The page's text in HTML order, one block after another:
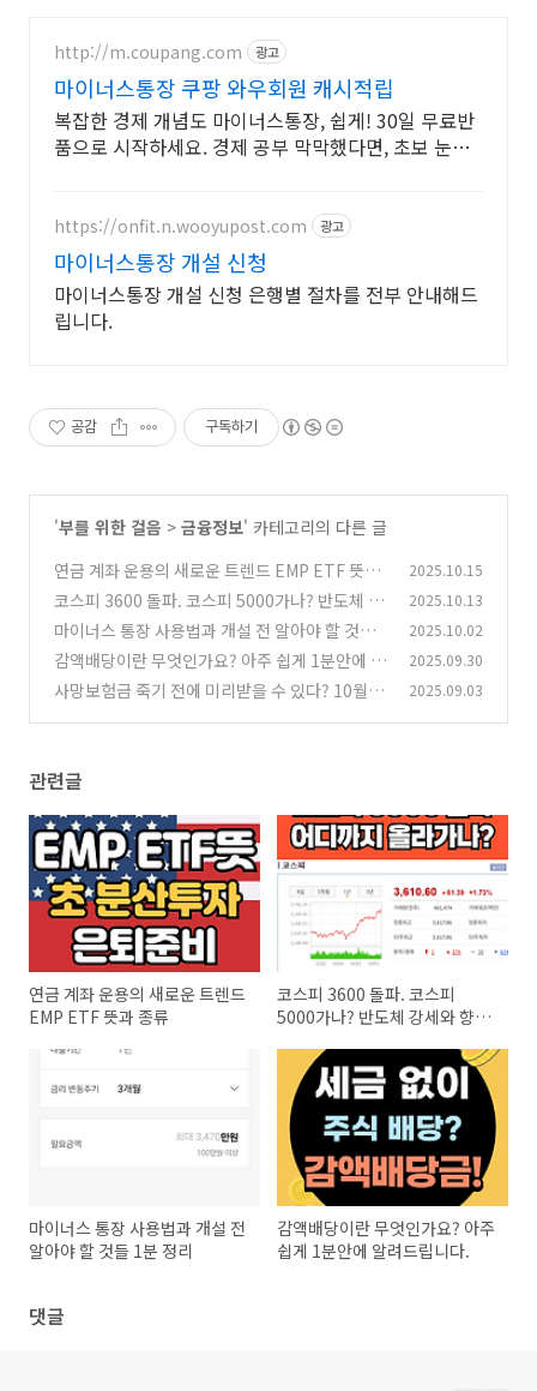
http://m.coupang.com 광고
마이너스통장 쿠팡 와우회원 캐시적립
복잡한 경제 개념도 마이너스통장, 쉽게! 30일 무료반
품으로 시작하세요. 경제 공부 막막했다면, 초보 눈높
https://onfit.n.wooyupost.com 광고
마이너스통장 개설 신청
마이너스통장 개설 신청 은행별 절차를 전부 안내해드
립니다.
공감 구독하기
'부를 위한 걸음 > 금융정보' 카테고리의 다른 글
연금 계좌 운용의 새로운 트렌드 EMP ETF 뜻과
종류
(0)
2025.10.15
코스피 3600 돌파. 코스피 5000가나? 반도체 강
세와 향후 전략
(0)
2025.10.13
마이너스 통장 사용법과 개설 전 알아야 할 것들
1분 정리 (0)
2025.10.02
감액배당이란 무엇인가요? 아주 쉽게 1분안에 알
려드립니다.
(0)
2025.09.30
사망보험금 죽기 전에 미리받을 수 있다? 10월부
2025.09.03
관련글
연금 계좌 운용의 새로운 트렌드
EMP ETF 뜻과 종류
코스피 3600 돌파. 코스피
5000가나? 반도체 강세와 향후
마이너스 통장 사용법과 개설 전
알아야 할 것들 1분 정리
감액배당이란 무엇인가요? 아주
쉽게 1분안에 알려드립니다.
댓글